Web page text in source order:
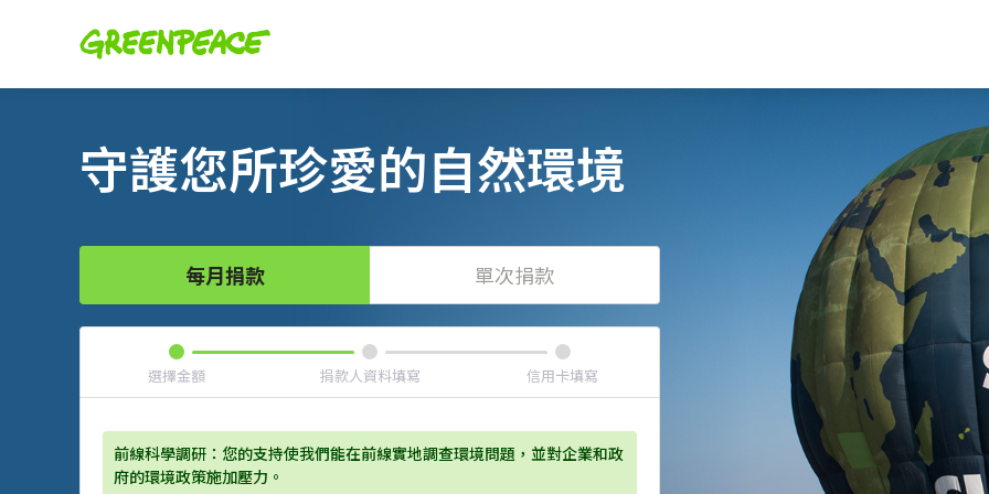
守護您所珍愛的自然環境
每月捐款 單次捐款
選擇金額 捐款人資料填寫 信用卡填寫
前線科學調研：您的支持使我們能在前線實地調查環境問題，並對企業和政
府的環境政策施加壓力。